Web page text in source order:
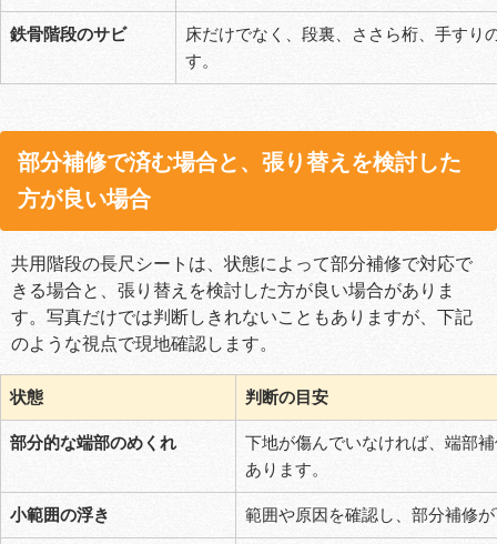
鉄骨階段のサビ
床だけでなく、段裏、ささら桁、手すり
す。
部分補修で済む場合と、張り替えを検討した
方が良い場合
共用階段の長尺シートは、状態によって部分補修で対応で
きる場合と、張り替えを検討した方が良い場合がありま
す。写真だけでは判断しきれないこともありますが、下記
のような視点で現地確認します。
状態 判断の目安
部分的な端部のめくれ
下地が傷んでいなければ、端部
あります。
小範囲の浮き 範囲や原因を確認し、部分補修